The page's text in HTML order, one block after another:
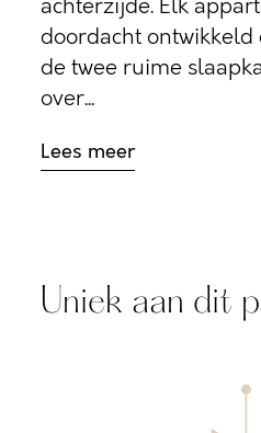
achterzijde. Elk
doordacht ontwikkeld
de twee ruime
over...
Lees meer
Uniek aan dit